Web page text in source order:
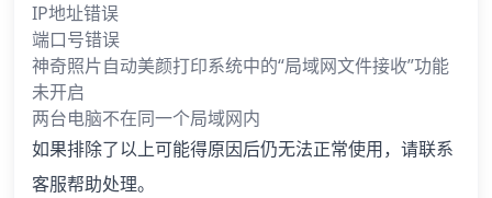
IP地址错误
端口号错误
神奇照片自动美颜打印系统中的“局域网文件接收”功能
未开启
两台电脑不在同一个局域网内
如果排除了以上可能得原因后仍无法正常使用，请联系
客服帮助处理。